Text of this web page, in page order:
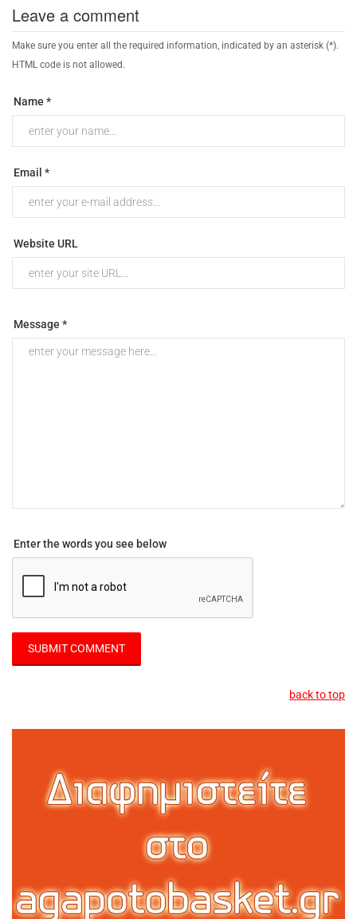
Leave a comment
Make sure you enter all the required information, indicated by an asterisk (*).
HTML code is not allowed.
Name *
Email *
Website URL
Message *
Enter the words you see below
back to top